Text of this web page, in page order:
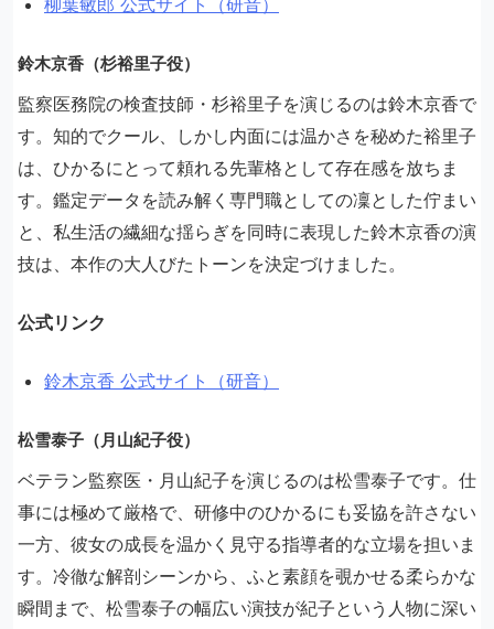
柳葉敏郎 公式サイト（研音）
鈴木京香（杉裕里子役）
監察医務院の検査技師・杉裕里子を演じるのは鈴木京香で
す。知的でクール、しかし内面には温かさを秘めた裕里子
は、ひかるにとって頼れる先輩格として存在感を放ちま
す。鑑定データを読み解く専門職としての凜とした佇まい
と、私生活の繊細な揺らぎを同時に表現した鈴木京香の演
技は、本作の大人びたトーンを決定づけました。
公式リンク
鈴木京香 公式サイト（研音）
松雪泰子（月山紀子役）
ベテラン監察医・月山紀子を演じるのは松雪泰子です。仕
事には極めて厳格で、研修中のひかるにも妥協を許さない
一方、彼女の成長を温かく見守る指導者的な立場を担いま
す。冷徹な解剖シーンから、ふと素顔を覗かせる柔らかな
瞬間まで、松雪泰子の幅広い演技が紀子という人物に深い